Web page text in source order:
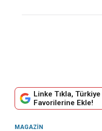
Linke Tıkla,
Favorilerine Ekle!
MAGAZIN